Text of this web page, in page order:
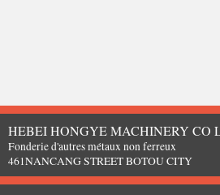
HEBEI HONGYE MACHINERY CO
Fonderie d'autres métaux non ferreux
461NANCANG STREET BOTOU CITY